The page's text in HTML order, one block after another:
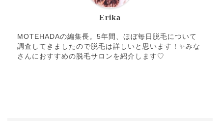
Erika
MOTEHADAの編集長。5年間、ほぼ毎日脱毛について
調査してきましたので脱毛は詳しいと思います！✨みな
さんにおすすめの脱毛サロンを紹介します♡